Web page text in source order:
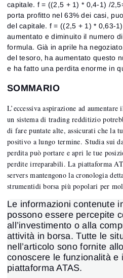
capitale. f = ((2,5 + 1) * 0,4-1) /
porta profitto nel 63% dei casi,
del capitale. f = ((2,5 + 1) * 0,63-
aumentato e diminuito il numero
formula. Già in aprile ha
del tesoro, ha aumentato questo
e ha fatto una perdita enorme in
SOMMARIO
L’eccessiva aspirazione ad
un sistema di trading redditizio
di fare puntate alte, assicurati che la
positivo a lungo termine. Studia sui
perdita può portare e apri le tue
perdite irreparabili. La piattaforma
servers mantengono la cronologia
strumentidi borsa più popolari per
Le informazioni contenute
possono essere percepite
all’investimento o alla
attività in borsa. Tutte le
nell’articolo sono fornite
conoscere le funzionalità e
piattaforma ATAS.